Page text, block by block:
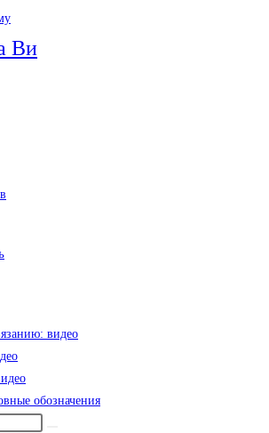
Ви
видео
обозначения